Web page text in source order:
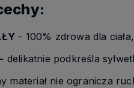
- 100% zdrowa dla
delikatnie podkreśla
materiał nie ogranicza